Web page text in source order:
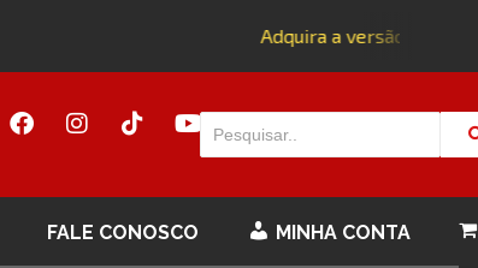
Adquira a versão
FALE CONOSCO MINHA CONTA